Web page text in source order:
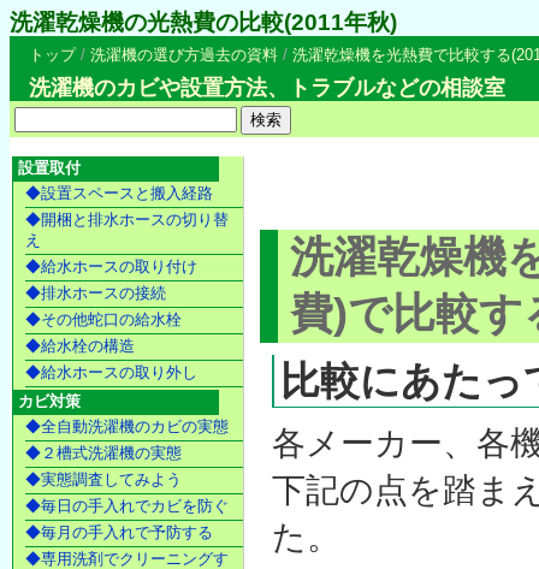
洗濯乾燥機の光熱費の比較(2011年秋)
トップ/ 洗濯機の選び方過去の資料 / 洗濯乾燥機を光熱費で比較する
洗濯機のカビや設置方法、トラブルなどの相談室
洗濯乾燥機
費)で比較す
比較にあた
各メーカー、各
下記の点を踏ま
た。
設置取付
◆設置スペースと搬入経路
◆開梱と排水ホースの切り替
え
◆給水ホースの取り付け
◆排水ホースの接続
◆その他蛇口の給水栓
◆給水栓の構造
◆給水ホースの取り外し
カビ対策
◆全自動洗濯機のカビの実態
◆２槽式洗濯機の実態
◆実態調査してみよう
◆毎日の手入れでカビを防ぐ
◆毎月の手入れで予防する
◆専用洗剤でクリーニングす